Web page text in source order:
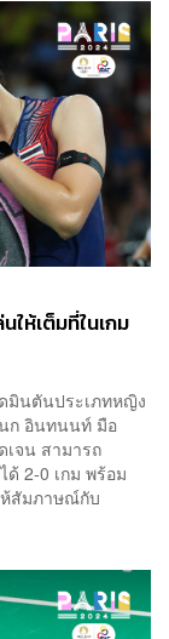
ให้เต็มที่ในเกม
มินตันประเภทหญิง
ก อินทนนท์ มือ
จน สามารถ
ด้ 2-0 เกม พร้อม
ห้สัมภาษณ์กับ